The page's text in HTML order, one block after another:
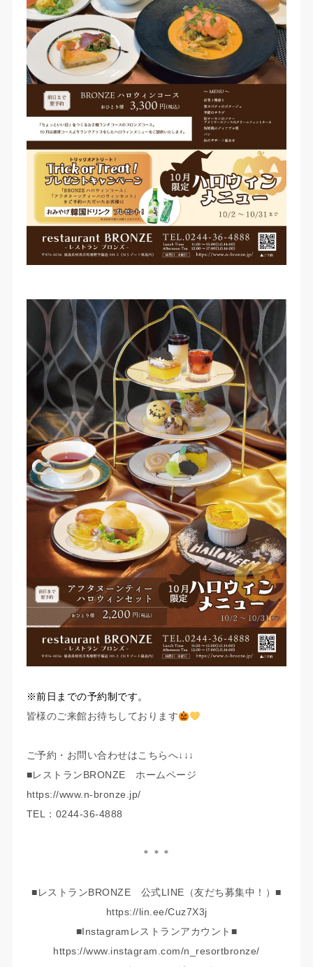
※前日までの予約制です。
皆様のご来館お待ちしております
ご予約・お問い合わせはこちらへ↓↓↓
■レストランBRONZE ホームページ
https://www.n-bronze.jp/
TEL：0244-36-4888
＊＊＊
■レストランBRONZE 公式LINE（友だち募集中！）■
https://lin.ee/Cuz7X3j
■Instagramレストランアカウント■
https://www.instagram.com/n_resortbronze/